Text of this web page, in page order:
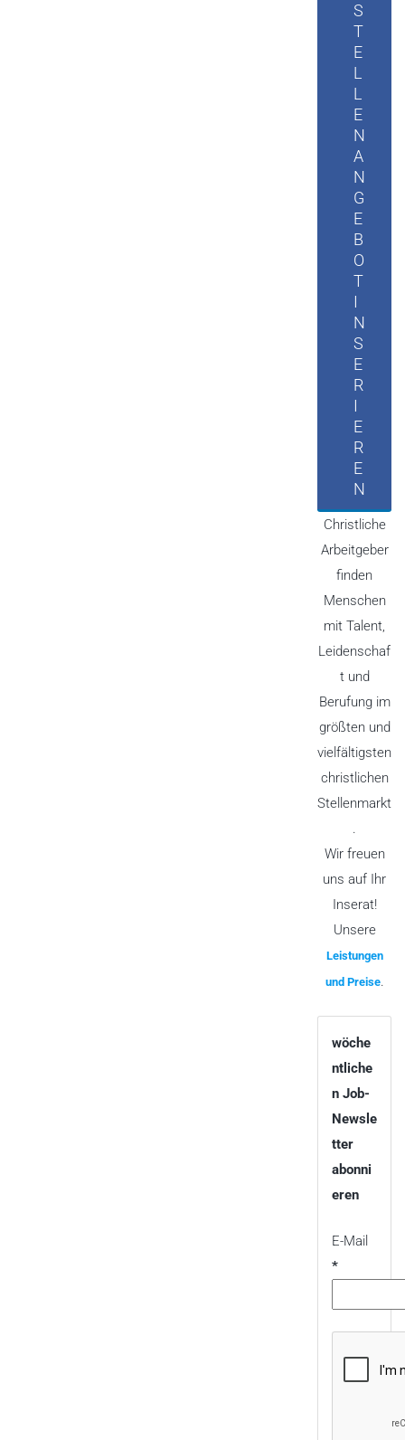
S
T
E
L
L
E
N
A
N
G
E
B
O
T
I
N
S
E
R
I
E
R
E
N
Christliche
Arbeitgeber
finden
Menschen
mit Talent,
Leidenschaf
t und
Berufung im
größten und
vielfältigsten
christlichen
Stellenmarkt
.
Wir freuen
uns auf Ihr
Inserat!
Unsere
Leistungen
und Preise.
wöche
ntliche
n Job-
Newsle
tter
abonni
eren
E-Mail
*